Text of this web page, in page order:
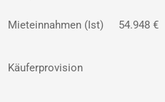
Mieteinnahmen (Ist) 54.948 €
Käuferprovision